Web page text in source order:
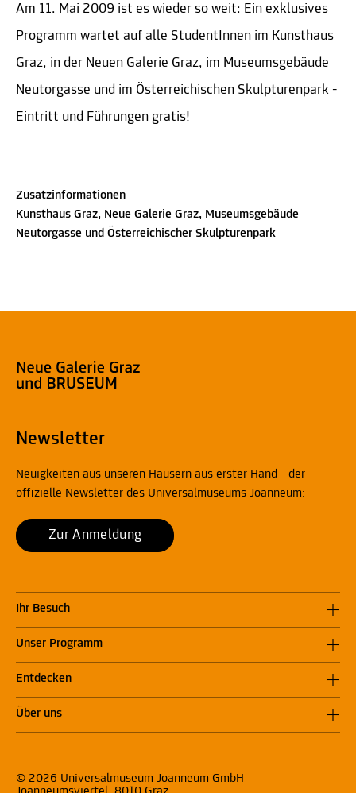
Am 11. Mai 2009 ist es wieder so weit: Ein exklusives
Programm wartet auf alle StudentInnen im Kunsthaus
Graz, in der Neuen Galerie Graz, im Museumsgebäude
Neutorgasse und im Österreichischen Skulpturenpark -
Eintritt und Führungen gratis!
Zusatzinformationen
Kunsthaus Graz, Neue Galerie Graz, Museumsgebäude
Neutorgasse und Österreichischer Skulpturenpark
Newsletter
Neuigkeiten aus unseren Häusern aus erster Hand - der
offizielle Newsletter des Universalmuseums Joanneum:
Zur Anmeldung
Ihr Besuch
Unser Programm
Entdecken
Über uns
© 2026 Universalmuseum Joanneum GmbH